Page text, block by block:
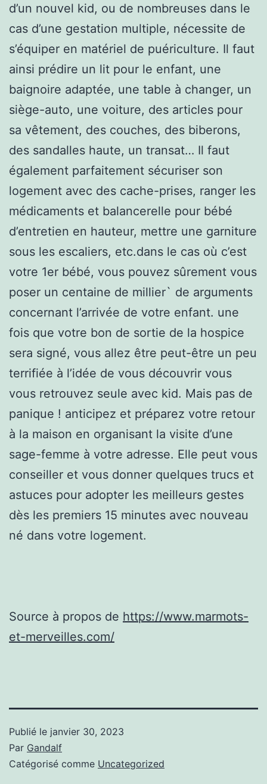
d’un nouvel kid, ou de nombreuses dans le
cas d’une gestation multiple, nécessite de
s’équiper en matériel de puériculture. Il faut
ainsi prédire un lit pour le enfant, une
baignoire adaptée, une table à changer, un
siège-auto, une voiture, des articles pour
sa vêtement, des couches, des biberons,
des sandalles haute, un transat… Il faut
également parfaitement sécuriser son
logement avec des cache-prises, ranger les
médicaments et balancerelle pour bébé
d’entretien en hauteur, mettre une garniture
sous les escaliers, etc.dans le cas où c’est
votre 1er bébé, vous pouvez sûrement vous
poser un centaine de millier` de arguments
concernant l’arrivée de votre enfant. une
fois que votre bon de sortie de la hospice
sera signé, vous allez être peut-être un peu
terrifiée à l’idée de vous découvrir vous
vous retrouvez seule avec kid. Mais pas de
panique ! anticipez et préparez votre retour
à la maison en organisant la visite d’une
sage-femme à votre adresse. Elle peut vous
conseiller et vous donner quelques trucs et
astuces pour adopter les meilleurs gestes
dès les premiers 15 minutes avec nouveau
né dans votre logement.
Source à propos de https://www.marmots-
et-merveilles.com/
Publié le janvier 30, 2023
Par Gandalf
Catégorisé comme Uncategorized